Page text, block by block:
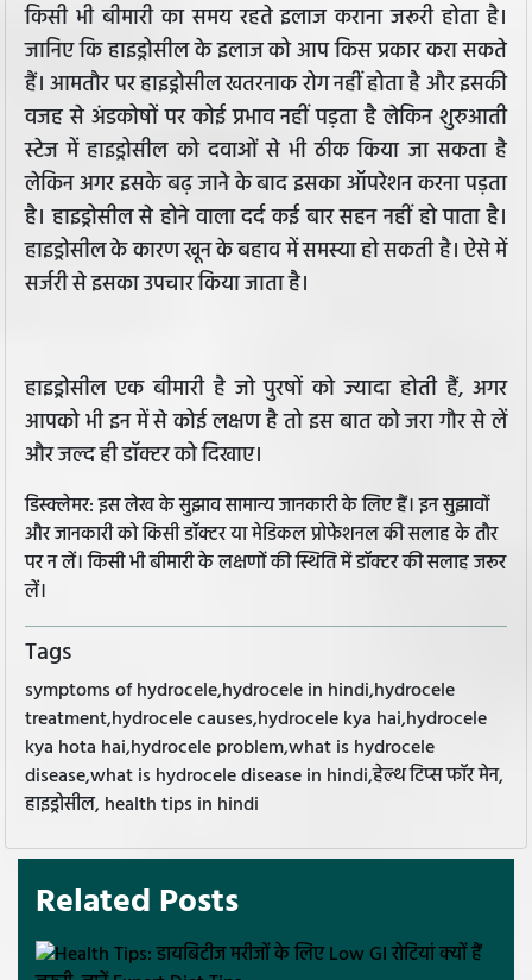
किसी भी बीमारी का समय रहते इलाज कराना जरूरी होता है।
जानिए कि हाइड्रोसील के इलाज को आप किस प्रकार करा सकते
हैं। आमतौर पर हाइड्रोसील खतरनाक रोग नहीं होता है और इसकी
वजह से अंडकोषों पर कोई प्रभाव नहीं पड़ता है लेकिन शुरुआती
स्टेज में हाइड्रोसील को दवाओं से भी ठीक किया जा सकता है
लेकिन अगर इसके बढ़ जाने के बाद इसका ऑपरेशन करना पड़ता
है। हाइड्रोसील से होने वाला दर्द कई बार सहन नहीं हो पाता है।
हाइड्रोसील के कारण खून के बहाव में समस्‍या हो सकती है। ऐसे में
सर्जरी से इसका उपचार किया जाता है।
हाइड्रोसील एक बीमारी है जो पुरषों को ज्यादा होती हैं, अगर
आपको भी इन में से कोई लक्षण है तो इस बात को जरा गौर से लें
और जल्द ही डॉक्टर को दिखाए।
डिस्क्लेमर: इस लेख के सुझाव सामान्य जानकारी के लिए हैं। इन सुझावों
और जानकारी को किसी डॉक्टर या मेडिकल प्रोफेशनल की सलाह के तौर
पर न लें। किसी भी बीमारी के लक्षणों की स्थिति में डॉक्टर की सलाह जरूर
लें।
Tags
symptoms of hydrocele,hydrocele in hindi,hydrocele
treatment,hydrocele causes,hydrocele kya hai,hydrocele
kya hota hai,hydrocele problem,what is hydrocele
disease,what is hydrocele disease in hindi,हेल्थ टिप्स फॉर मेन,
हाइड्रोसील, health tips in hindi
Related Posts